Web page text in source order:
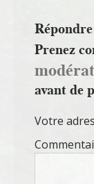
Répondre
Prenez
avant de
Votre